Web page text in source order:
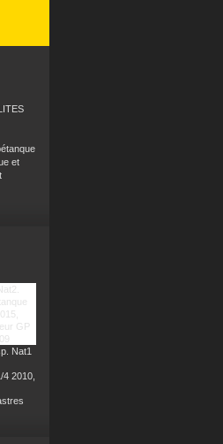
et
Nat1
2010,